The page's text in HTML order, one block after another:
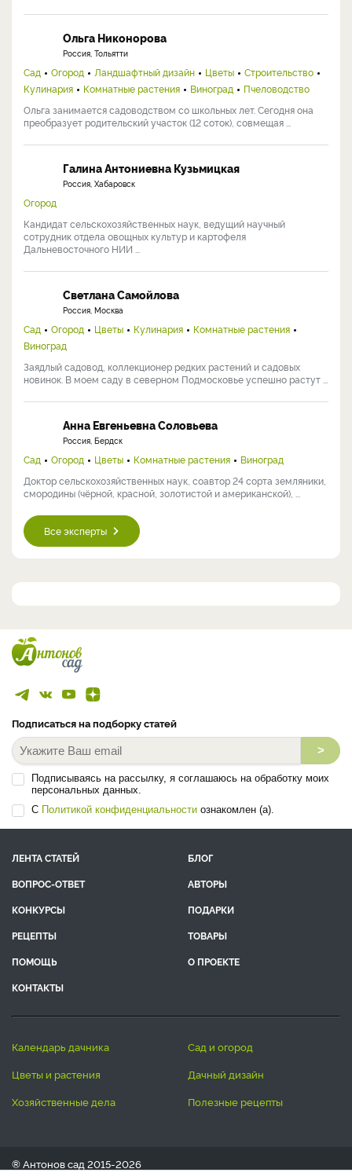
Ольга Никонорова
Россия, Тольятти
Сад Огород Ландшафтный дизайн Цветы
Строительство
Кулинария
Комнатные растения Виноград
Пчеловодство
Ольга занимается садоводством со школьных лет. Сегодня она
преобразует родительский участок (12 соток), совмещая ...
Галина Антониевна Кузьмицкая
Россия, Хабаровск
Огород
Кандидат сельскохозяйственных наук, ведущий научный
сотрудник отдела овощных культур и картофеля
Дальневосточного НИИ ...
Светлана Самойлова
Россия, Москва
Сад Огород Цветы Кулинария
Комнатные растения
Виноград
Заядлый садовод, коллекционер редких растений и садовых
новинок. В моем саду в северном Подмосковье успешно растут ...
Анна Евгеньевна Соловьева
Россия, Бердск
Сад Огород Цветы Комнатные растения
Виноград
Доктор сельскохозяйственных наук, соавтор 24 сорта земляники,
смородины (чёрной, красной, золотистой и американской), ...
Все эксперты
Подписаться на подборку статей
>
Подписываясь на рассылку, я соглашаюсь на обработку моих
персональных данных.
С Политикой конфиденциальности ознакомлен (а).
ЛЕНТА СТАТЕЙ
БЛОГ
ВОПРОС-ОТВЕТ
АВТОРЫ
КОНКУРСЫ
ПОДАРКИ
РЕЦЕПТЫ
ТОВАРЫ
ПОМОЩЬ
О ПРОЕКТЕ
КОНТАКТЫ
календарь дачника
сад и огород
цветы и растения
дачный дизайн
хозяйственные дела
полезные рецепты
® Антонов сад 2015-2026